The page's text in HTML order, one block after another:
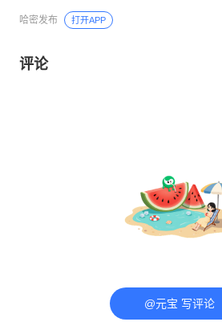
哈密发布 打开APP
评论
@元宝 写评论